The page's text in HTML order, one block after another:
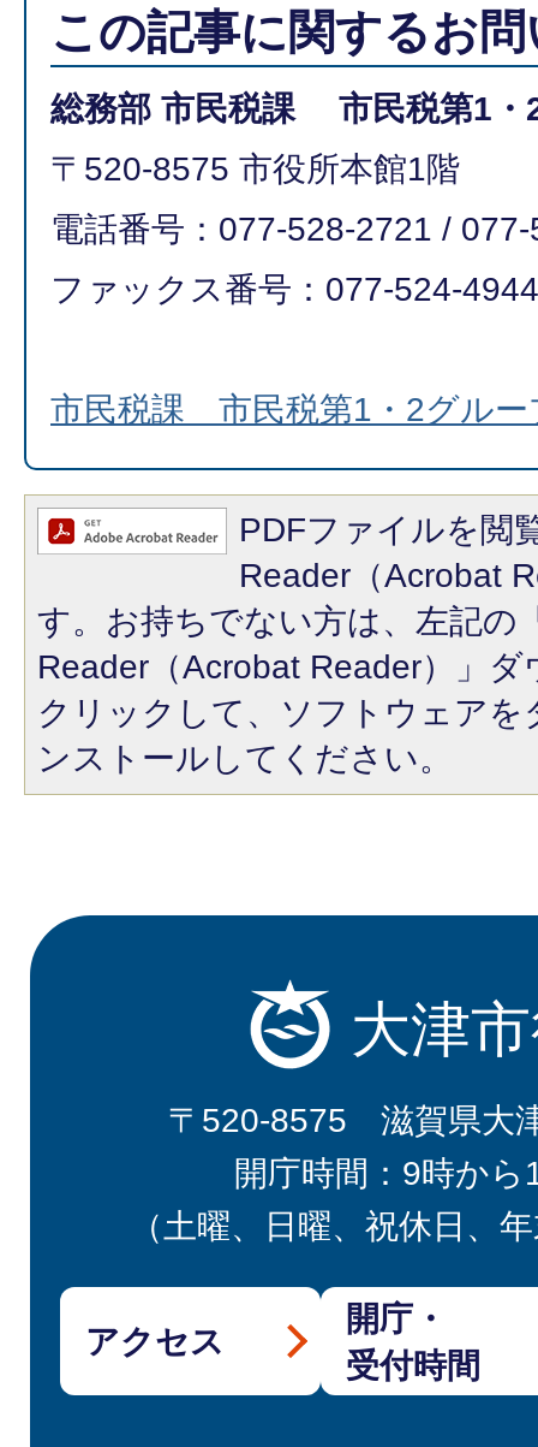
この記事に関するお
総務部 市民税課 市民税第1・
〒520-8575 市役所本館1階
電話番号：077-528-2721 /
ファックス番号：077-524-4944
市民税課 市民税第1・2グルー
PDFファイルを閲
Reader（Acrobat
す。お持ちでない方は、左記の
Reader（Acrobat Reader）」
クリックして、ソフトウェア
ンストールしてください。
大津
〒520-8575 滋賀県大
開庁時間：9時から
（土曜、日曜、祝休日、
アクセス
開庁・
受付時間